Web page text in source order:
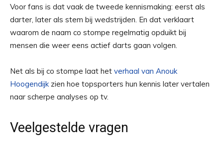
Voor fans is dat vaak de tweede kennismaking: eerst als
darter, later als stem bij wedstrijden. En dat verklaart
waarom de naam co stompe regelmatig opduikt bij
mensen die weer eens actief darts gaan volgen.
Net als bij co stompe laat het verhaal van Anouk
Hoogendijkzien hoe topsporters hun kennis later vertalen
naar scherpe analyses op tv.
Veelgestelde vragen